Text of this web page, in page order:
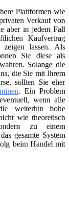
Plattformen wie
Verkauf von
aber in jedem Fall
Kaufvertrag
zeigen lassen. Als
Sie diese als
Solange die
die Sie mit Ihrem
sollten Sie eher
minen. Ein Problem
wenn alle
weiterhin hohe
wie theoretisch
zu einem
gesamte System
beim Handel mit